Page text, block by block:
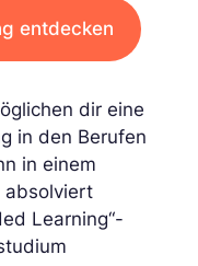
entdecken
dir eine
in den Berufen
in einem
absolviert
Learning“-